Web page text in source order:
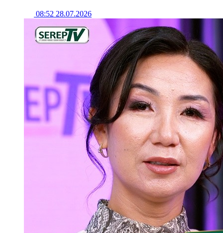
08:52 28.07.2026